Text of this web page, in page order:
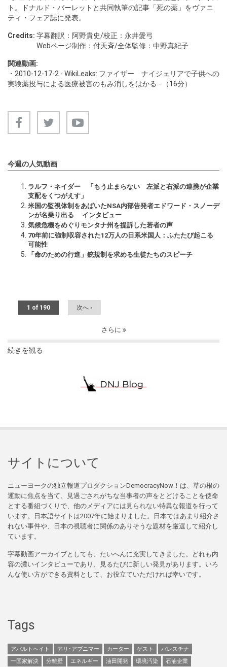
ト。ドナルド・バーレットと共同執筆の記事「死の薬」をヴァニ
ティ・フェア誌に発表。
Credits: 字幕翻訳：阿野貴史/校正：永井愛弓
Webページ制作：付天斉/全体監修：中野真紀子
関連動画:
・ 2010-12-17-2 - WikiLeaks: ファイザー ナイジェリアで子供への
実験薬投与による医療被害のもみ消しをはかる - （16分）
今週の人気動画
ラルフ・ネイダー 「もう止まらない 左派と右派の連携が企業
支配をくつがえす」
米国の監視体制をあばいたNSA内部告発者エドワード・スノーデ
ンが名乗り出る インタビュー
気候危機をめぐりモンタナ州を提訴した若者の声
70年前に強制収容された12万人の日系米国人：ふたたび起こる
可能性
「命のための行進」銃規制を求める生徒たちのスピーチ
1 of 190 次へ ›
さらに
続きを観る
サイトについて
ニューヨークの独立報道プロダクションDemocracyNow！は、草の根の
運動に焦点を当て、見過ごされがちな当事者の声をとどけることを使命
とする番組づくりで、他のメディアには見られない特異な報道を行って
います。日本語サイトは2007年に始まりました。日本ではあまり紹介さ
れない事件や、日本の視聴者に関係のありそうな題材を厳選して紹介し
ています。
字幕動画アーカイブとしても、たいへんに充実してきました。どれも内
容の濃いインタビューであり、見るたびに新しい発見があります。いろ
んな使い方ができる資料として、お役立ていただければ幸いです。
Tags
アパルトヘイト アリ･アブニマー カーター ゲスト
パレスチナ
一国家解決
分離壁 エネルギー 油田開発 環境汚染 石油企業